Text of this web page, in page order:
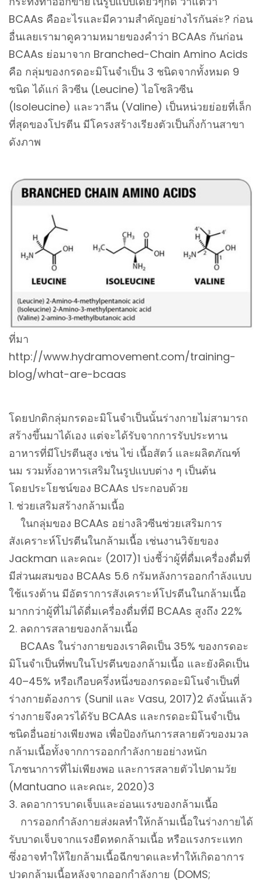
BCAAs คืออะไรและมีความสำคัญอย่างไรกันล่ะ? ก่อน
อื่นเลยเรามาดูความหมายของคำว่า BCAAs กันก่อน
BCAAs ย่อมาจาก Branched-Chain Amino Acids
คือ กลุ่มของกรดอะมิโนจำเป็น 3 ชนิดจากทั้งหมด 9
ชนิด ได้แก่ ลิวซีน (Leucine) ไอโซลิวซีน
(Isoleucine) และวาลีน (Valine) เป็นหน่วยย่อยที่เล็ก
ที่สุดของโปรตีน มีโครงสร้างเรียงตัวเป็นกิ่งก้านสาขา
ดังภาพ
ที่มา
http://www.hydramovement.com/training-
blog/what-are-bcaas
โดยปกติกลุ่มกรดอะมิโนจำเป็นนั้นร่างกายไม่สามารถ
สร้างขึ้นมาได้เอง แต่จะได้รับจากการรับประทาน
อาหารที่มีโปรตีนสูง เช่น ไข่ เนื้อสัตว์ และผลิตภัณฑ์
นม รวมทั้งอาหารเสริมในรูปแบบต่าง ๆ เป็นต้น
โดยประโยชน์ของ BCAAs ประกอบด้วย
1. ช่วยเสริมสร้างกล้ามเนื้อ
ในกลุ่มของ BCAAs อย่างลิวซีนช่วยเสริมการ
สังเคราะห์โปรตีนในกล้ามเนื้อ เช่นงานวิจัยของ
Jackman และคณะ (2017)1 บ่งชี้ว่าผู้ที่ดื่มเครื่องดื่มที่
มีส่วนผสมของ BCAAs 5.6 กรัมหลังการออกกำลังแบบ
ใช้แรงต้าน มีอัตราการสังเคราะห์โปรตีนในกล้ามเนื้อ
มากกว่าผู้ที่ไม่ได้ดื่มเครื่องดื่มที่มี BCAAs สูงถึง 22%
2. ลดการสลายของกล้ามเนื้อ
BCAAs ในร่างกายของเราคิดเป็น 35% ของกรดอะ
มิโนจำเป็นที่พบในโปรตีนของกล้ามเนื้อ และยังคิดเป็น
40–45% หรือเกือบครึ่งหนึ่งของกรดอะมิโนจำเป็นที่
ร่างกายต้องการ (Sunil และ Vasu, 2017)2 ดังนั้นแล้ว
ร่างกายจึงควรได้รับ BCAAs และกรดอะมิโนจำเป็น
ชนิดอื่นอย่างเพียงพอ เพื่อป้องกันการสลายตัวของมวล
กล้ามเนื้อทั้งจากการออกกำลังกายอย่างหนัก
โภชนาการที่ไม่เพียงพอ และการสลายตัวไปตามวัย
(Mantuano และคณะ, 2020)3
3. ลดอาการบาดเจ็บและอ่อนแรงของกล้ามเนื้อ
การออกกำลังกายส่งผลทำให้กล้ามเนื้อในร่างกายได้
รับบาดเจ็บจากแรงยืดหดกล้ามเนื้อ หรือแรงกระแทก
ซึ่งอาจทำให้ใยกล้ามเนื้อฉีกขาดและทำให้เกิดอาการ
ปวดกล้ามเนื้อหลังจากออกกำลังกาย (DOMS;